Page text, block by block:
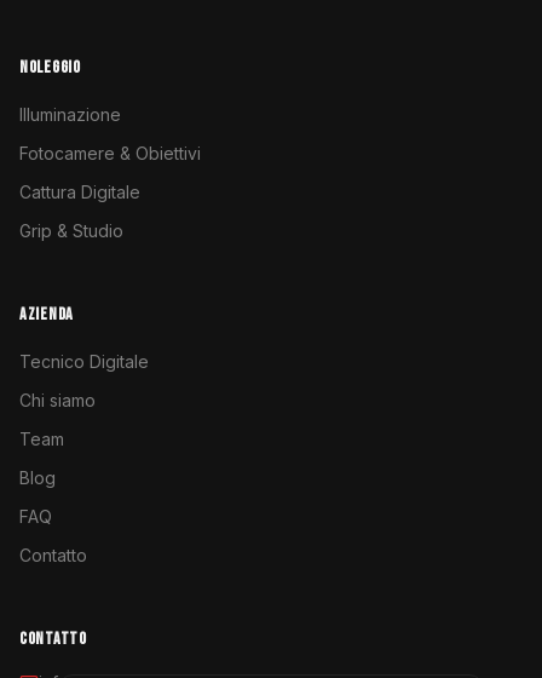
NOLEGGIO
Illuminazione
Fotocamere & Obiettivi
Cattura Digitale
Grip & Studio
AZIENDA
Tecnico Digitale
Chi siamo
Team
Blog
FAQ
Contatto
CONTATTO